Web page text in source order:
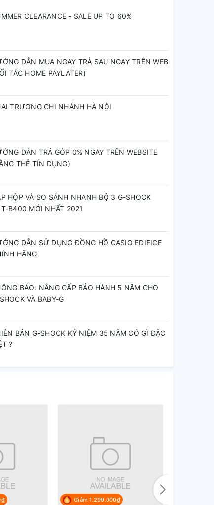
CLEARANCE - SALE UP TO 60%
DẪN MUA NGAY TRẢ SAU NGAY TRÊN WEB
TÁC HOME PAYLATER)
TRƯƠNG CHI NHÁNH HÀ NỘI
DẪN TRẢ GÓP 0% NGAY TRÊN WEBSITE
THẺ TÍN DỤNG)
HỘP VÀ SO SÁNH NHANH BỘ 3 G-SHOCK
B400 MỚI NHẤT 2021
DẪN SỬ DỤNG ĐỒNG HỒ CASIO EDIFICE
HÃNG
BÁO: NÂNG CẤP BẢO HÀNH 5 NĂM CHO
VÀ BABY-G
BẢN G-SHOCK KỶ NIỆM 35 NĂM CÓ GÌ ĐẶC
?
Giảm 1.299.000₫